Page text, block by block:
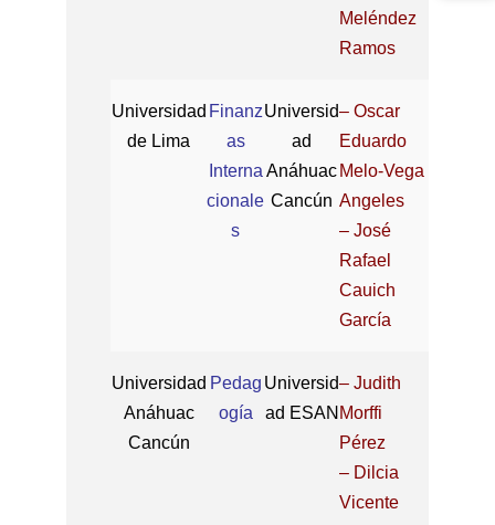
Meléndez
Ramos
Universidad
de Lima
Finanz
as
Interna
cionale
s
Universid
ad
Anáhuac
Cancún
– Oscar
Eduardo
Melo-Vega
Angeles
– José
Rafael
Cauich
García
Universidad
Anáhuac
Cancún
Pedag
ogía
Universid
ad ESAN
– Judith
Morffi
Pérez
– Dilcia
Vicente